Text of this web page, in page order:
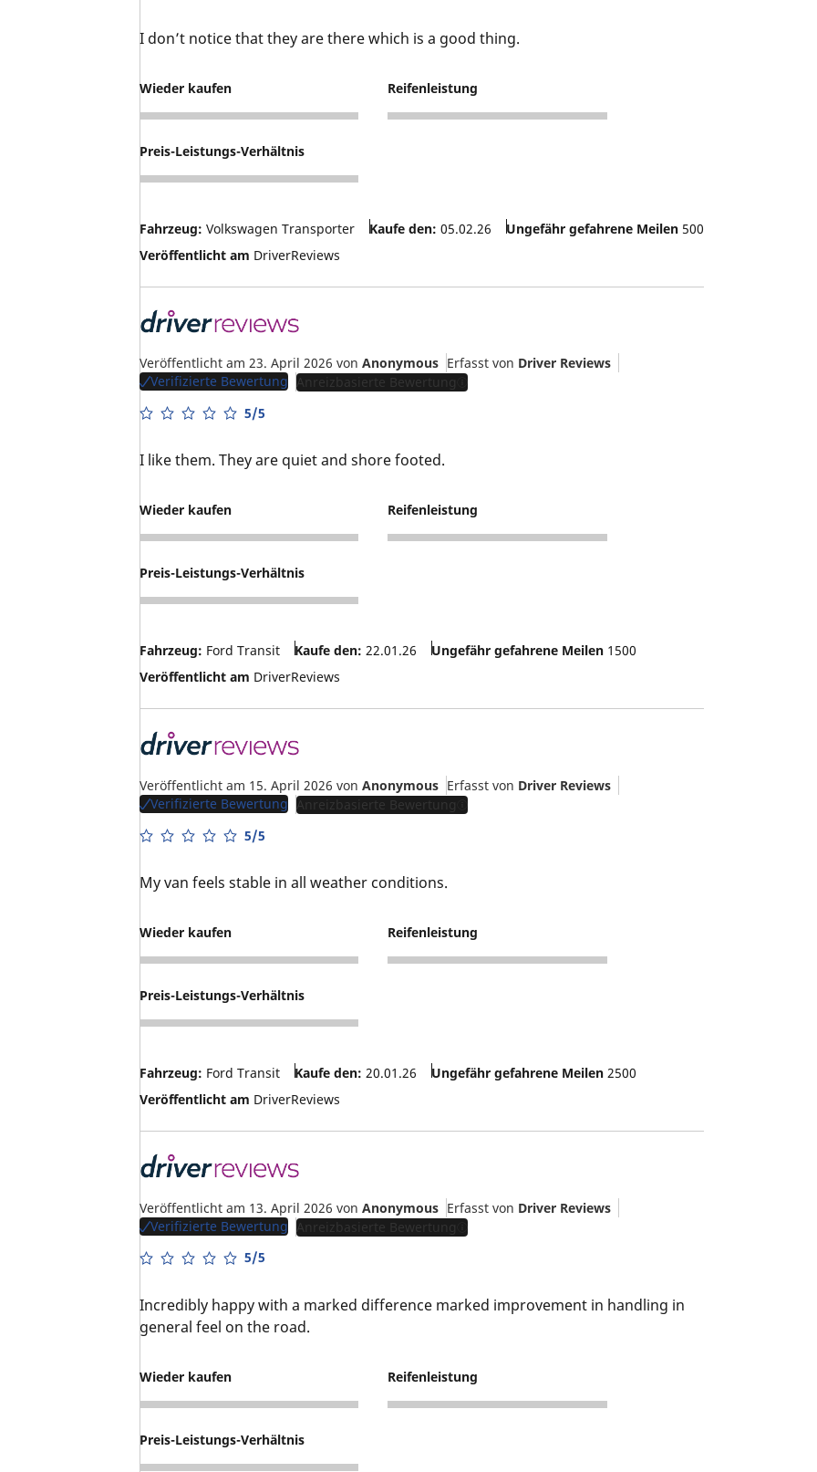
I don’t notice that they are there which is a good thing.
Wieder kaufen
5
Reifenleistung
5
Preis-Leistungs-Verhältnis
4
Fahrzeug: Volkswagen Transporter Kaufe den: 05.02.26 Ungefähr gefahrene Meilen500
Veröffentlicht am DriverReviews
Veröffentlicht am 23. April 2026 von Anonymous Erfasst von Driver Reviews
Verifizierte Bewertung Anreizbasierte Bewertung
5/5
I like them. They are quiet and shore footed.
Wieder kaufen
5
Reifenleistung
4
Preis-Leistungs-Verhältnis
4
Fahrzeug: Ford Transit Kaufe den: 22.01.26 Ungefähr gefahrene Meilen1500
Veröffentlicht am DriverReviews
Veröffentlicht am 15. April 2026 von Anonymous Erfasst von Driver Reviews
Verifizierte Bewertung Anreizbasierte Bewertung
5/5
My van feels stable in all weather conditions.
Wieder kaufen
5
Reifenleistung
5
Preis-Leistungs-Verhältnis
5
Fahrzeug: Ford Transit Kaufe den: 20.01.26 Ungefähr gefahrene Meilen2500
Veröffentlicht am DriverReviews
Veröffentlicht am 13. April 2026 von Anonymous Erfasst von Driver Reviews
Verifizierte Bewertung Anreizbasierte Bewertung
5/5
Incredibly happy with a marked difference marked improvement in handling in
general feel on the road.
Wieder kaufen
5
Reifenleistung
5
Preis-Leistungs-Verhältnis